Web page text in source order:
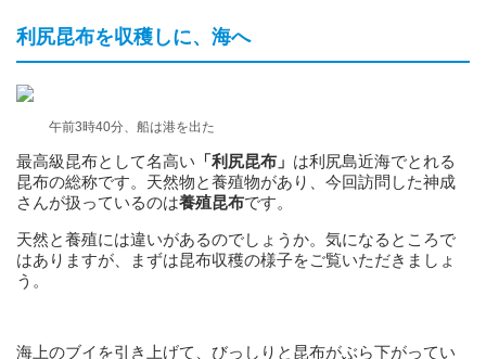
利尻昆布を収穫しに、海へ
午前3時40分、船は港を出た
最高級昆布として名高い 「利尻昆布」 は利尻島近海でとれる
昆布の総称です。天然物と養殖物があり、今回訪問した神成
さんが扱っているのは養殖昆布です。
天然と養殖には違いがあるのでしょうか。気になるところで
はありますが、まずは昆布収穫の様子をご覧いただきましょ
う。
海上のブイを引き上げて、びっしりと昆布がぶら下がってい